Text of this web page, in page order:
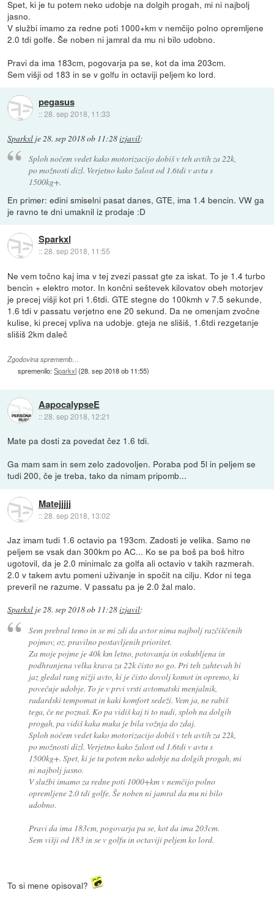
Spet, ki je tu potem neko udobje na dolgih progah, mi ni najbolj
jasno.
V službi imamo za redne poti 1000+km v nemčijo polno opremljene
2.0 tdi golfe. Še noben ni jamral da mu ni bilo udobno.
Pravi da ima 183cm, pogovarja pa se, kot da ima 203cm.
Sem višji od 183 in se v golfu in octaviji peljem ko lord.
pegasus
::28. sep 2018, 11:33
Sparkxl je 28. sep 2018 ob 11:28izjavil:
Sploh nočem vedet kako motorizacijo dobiš v teh avtih za 22k,
po možnosti dizl. Verjetno kako žalost od 1.6tdi v avtu s
1500kg+.
En primer: edini smiselni pasat danes, GTE, ima 1.4 bencin. VW ga
je ravno te dni umaknil iz prodaje :D
Sparkxl
::28. sep 2018, 11:55
Ne vem točno kaj ima v tej zvezi passat gte za iskat. To je 1.4 turbo
bencin + elektro motor. In končni seštevek kilovatov obeh motorjev
je precej višji kot pri 1.6tdi. GTE stegne do 100kmh v 7.5 sekunde,
1.6 tdi v passatu verjetno ene 20 sekund. Da ne omenjam zvočne
kulise, ki precej vpliva na udobje. gteja ne slišiš, 1.6tdi rezgetanje
slišiš 2km daleč
Zgodovina sprememb…
spremenilo:Sparkxl(28. sep 2018 ob 11:55)
AapocalypseE
::28. sep 2018, 12:21
Mate pa dosti za povedat čez 1.6 tdi.
Ga mam sam in sem zelo zadovoljen. Poraba pod 5l in peljem se
tudi 200, če je treba, tako da nimam pripomb...
Matejjjjj
::28. sep 2018, 13:02
Jaz imam tudi 1.6 octavio pa 193cm. Zadosti je velika. Samo ne
peljem se vsak dan 300km po AC... Ko se pa boš pa boš hitro
ugotovil, da je 2.0 minimalc za golfa ali octavio v takih razmerah.
2.0 v takem avtu pomeni uživanje in spočit na cilju. Kdor ni tega
preveril ne razume. V passatu pa je 2.0 žal malo.
Sparkxl je28. sep 2018 ob 11:28izjavil:
Sem prebral temo in se mi zdi da avtor nima najbolj razčiščenih
pojmov, oz. pravilno postavljenih prioritet.
Za moje pojme je 40k km letno, potovanja in oskubljena in
podhranjena velka krava za 22k čisto no go. Pri teh zahtevah bi
jaz gledal rang nižji avto, ki je čisto dovolj komot in opremo, ki
povečuje udobje. To je v prvi vrsti avtomatski menjalnik,
radardski tempomat in kaki komfort sedeži. Vem ja, ne rabiš
tega, če ne poznaš. Ko pa vidiš kaj ti to nudi, sploh na dolgih
progah, pa vidiš kaka muka je bila vožnja do zdaj.
Sploh nočem vedet kako motorizacijo dobiš v teh avtih za 22k,
po možnosti dizl. Verjetno kako žalost od 1.6tdi v avtu s
1500kg+. Spet, ki je tu potem neko udobje na dolgih progah, mi
ni najbolj jasno.
V službi imamo za redne poti 1000+km v nemčijo polno
opremljene 2.0 tdi golfe. Še noben ni jamral da mu ni bilo
udobno.
Pravi da ima 183cm, pogovarja pa se, kot da ima 203cm.
Sem višji od 183 in se v golfu in octaviji peljem ko lord.
To si mene opisoval?